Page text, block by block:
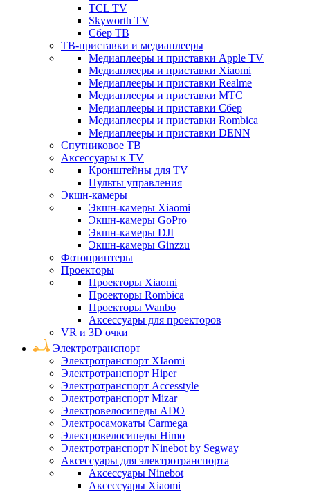
TCL TV
Skyworth TV
Сбер ТВ
ТВ-приставки и медиаплееры
Медиаплееры и приставки Apple TV
Медиаплееры и приставки Xiaomi
Медиаплееры и приставки Realme
Медиаплееры и приставки МТС
Медиаплееры и приставки Сбер
Медиаплееры и приставки Rombica
Медиаплееры и приставки DENN
Спутниковое ТВ
Аксессуары к TV
Кронштейны для TV
Пульты управления
Экшн-камеры
Экшн-камеры Xiaomi
Экшн-камеры GoPro
Экшн-камеры DJI
Экшн-камеры Ginzzu
Фотопринтеры
Проекторы
Проекторы Xiaomi
Проекторы Rombica
Проекторы Wanbo
Аксессуары для проекторов
VR и 3D очки
Электротранспорт
Электротранспорт XIaomi
Электротранспорт Hiper
Электротранспорт Accesstyle
Электротранспорт Mizar
Электровелосипеды ADO
Электросамокаты Carmega
Электровелосипеды Himo
Электротранспорт Ninebot by Segway
Аксессуары для электротранспорта
Аксессуары Ninebot
Аксессуары Xiaomi